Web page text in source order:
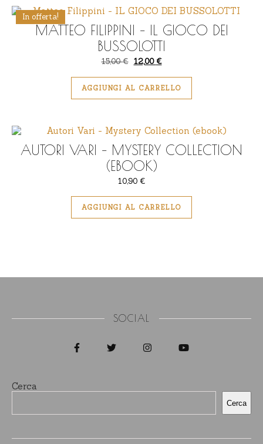
In offerta!
MATTEO FILIPPINI – IL GIOCO DEI
BUSSOLOTTI
15,00€ Il prezzo originale era: 15,00 €.
12,00€Il prezzo attuale è: 12,00 €.
AGGIUNGI AL CARRELLO
AUTORI VARI – MYSTERY COLLECTION
(EBOOK)
10,90 €
AGGIUNGI AL CARRELLO
SOCIAL
Cerca
Cerca